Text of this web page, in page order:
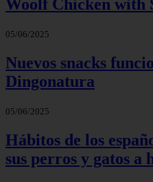
Woolf Chicken with
05/06/2025
Nuevos snacks
Dingonatura
05/06/2025
Hábitos de los
sus perros y gatos a